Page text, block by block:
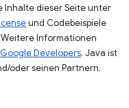
Inhalte dieser Seite unter
und Codebeispiele
Informationen
Developers. Java ist
oder seinen Partnern.